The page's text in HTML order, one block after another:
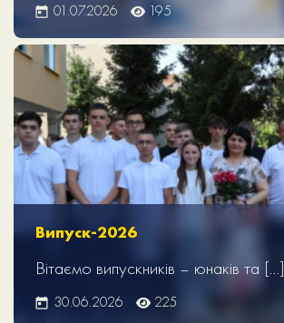
01.07.2026 195
Випуск-2026
Вітаємо випускників – юнаків та […]
30.06.2026 225